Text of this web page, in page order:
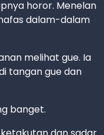
horor. Menelan
dalam-dalam
melihat gue. Ia
tangan gue dan
banget.